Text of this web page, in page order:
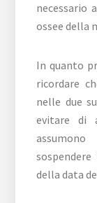
necessario
ossee della
In quanto
ricordare
nelle due
evitare di
della data